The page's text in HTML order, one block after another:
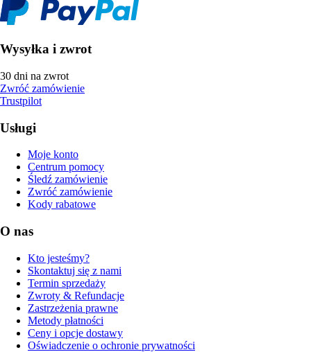
Wysyłka i zwrot
30 dni na zwrot
Zwróć zamówienie
Trustpilot
Usługi
Moje konto
Centrum pomocy
Śledź zamówienie
Zwróć zamówienie
Kody rabatowe
O nas
Kto jesteśmy?
Skontaktuj się z nami
Termin sprzedaży
Zwroty & Refundacje
Zastrzeżenia prawne
Metody płatności
Ceny i opcje dostawy
Oświadczenie o ochronie prywatności